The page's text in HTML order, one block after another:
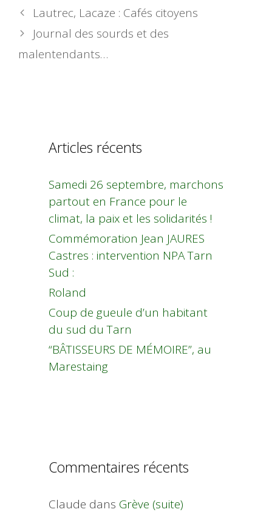
Lautrec, Lacaze : Cafés citoyens
Journal des sourds et des
malentendants…
Articles récents
Samedi 26 septembre, marchons
partout en France pour le
climat, la paix et les solidarités !
Commémoration Jean JAURES
Castres : intervention NPA Tarn
Sud :
Roland
Coup de gueule d’un habitant
du sud du Tarn
“BÂTISSEURS DE MÉMOIRE”, au
Marestaing
Commentaires récents
Claude dans Grève (suite)